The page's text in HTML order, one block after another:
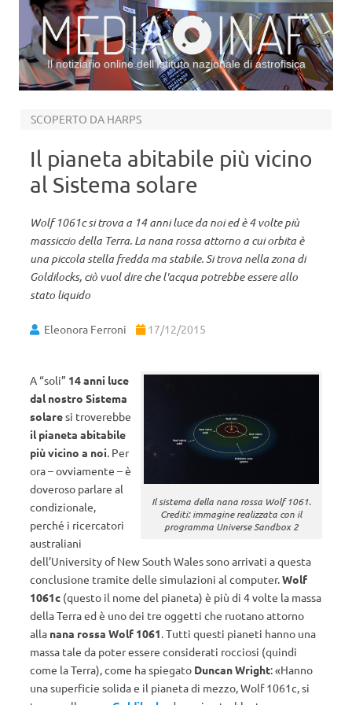
Il notiziario online dell’Istituto nazionale di astrofisica
SCOPERTO DA HARPS
Il pianeta abitabile più vicino
al Sistema solare
Wolf 1061c si trova a 14 anni luce da noi ed è 4 volte più
massiccio della Terra. La nana rossa attorno a cui orbita è
una piccola stella fredda ma stabile. Si trova nella zona di
Goldilocks, ciò vuol dire che l'acqua potrebbe essere allo
stato liquido
Eleonora Ferroni 17/12/2015
Il sistema della nana rossa Wolf 1061.
Crediti: immagine realizzata con il
programma Universe Sandbox 2
A “soli” 14 anni luce
dal nostro Sistema
solaresi troverebbe
il pianeta abitabile
più vicino a noi. Per
ora – ovviamente – è
doveroso parlare al
condizionale,
perché i ricercatori
australiani
dell’University of New South Wales sono arrivati a questa
conclusione tramite delle simulazioni al computer.Wolf
1061c (questo il nome del pianeta) è più di 4 volte la massa
della Terra ed è uno dei tre oggetti che ruotano attorno
alla nana rossa Wolf 1061. Tutti questi pianeti hanno una
massa tale da poter essere considerati rocciosi (quindi
come la Terra), come ha spiegato Duncan Wright: «Hanno
una superficie solida e il pianeta di mezzo, Wolf 1061c, si